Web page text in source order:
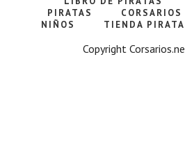
PIRATAS
CORSARIOS
NIÑOS
TIENDA
Copyright